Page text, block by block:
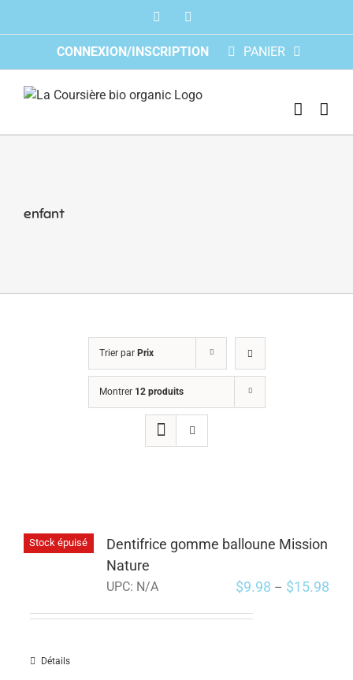
Facebook
CONNEXION/INSCRIPTION PANIER
enfant
Trier par Prix
Montrer 12 produits
Stock épuisé
Dentifrice gomme balloune Mission
Nature
UPC: N/A $9.98 – $15.98
Détails